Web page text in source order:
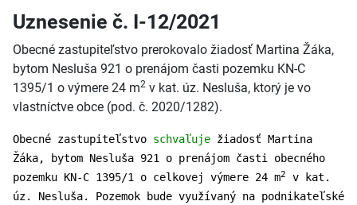
Uznesenie č. I-12/2021
Obecné zastupiteľstvo prerokovalo žiadosť Martina Žáka,
bytom Nesluša 921 o prenájom časti pozemku KN-C
1395/1 o výmere 24 m2 v kat. úz. Nesluša, ktorý je vo
vlastníctve obce (pod. č. 2020/1282).
Obecné zastupiteľstvo schvaľuje žiadosť Martina
Žáka, bytom Nesluša 921 o prenájom časti obecného
pozemku KN-C 1395/1 o celkovej výmere 24 m2
v kat.
úz. Nesluša. Pozemok bude využívaný na podnikateľské